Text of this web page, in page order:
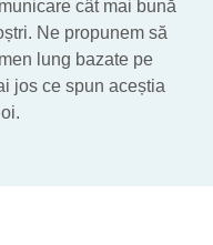
cât mai bună
Ne propunem să
lung bazate pe
jos ce spun aceștia